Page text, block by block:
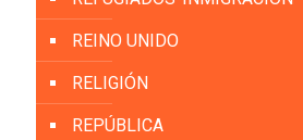
REINO UNIDO
RELIGIÓN
REPÚBLICA